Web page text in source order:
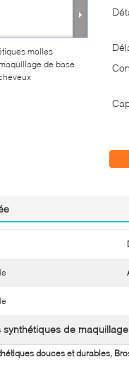
molles
de base
synthétiques de
douces et durables,